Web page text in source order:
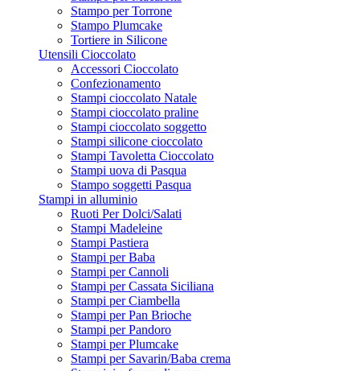
Stampo per Torrone
Stampo Plumcake
Tortiere in Silicone
Utensili Cioccolato
Accessori Cioccolato
Confezionamento
Stampi cioccolato Natale
Stampi cioccolato praline
Stampi cioccolato soggetto
Stampi silicone cioccolato
Stampi Tavoletta Cioccolato
Stampi uova di Pasqua
Stampo soggetti Pasqua
Stampi in alluminio
Ruoti Per Dolci/Salati
Stampi Madeleine
Stampi Pastiera
Stampi per Baba
Stampi per Cannoli
Stampi per Cassata Siciliana
Stampi per Ciambella
Stampi per Pan Brioche
Stampi per Pandoro
Stampi per Plumcake
Stampi per Savarin/Baba crema